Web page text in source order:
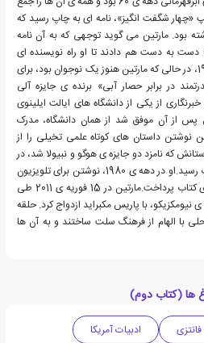
20 کمیک استریپ «چهار شگفت انگیز»، نامه ای به چاپ رسید که
بود. مارتین می گوید توجهی که به آن نامه
دست به دست هم دادند تا او راه نویسنده ای
حرفه ای را در پیش گیرد. در سال 1965، در حالی که مارتین هنوز یک نوجوان بود، برای
در برابر حصار آبی» برنده ی جایزه آلی
1970 در رشته ی خبرنگاری از یکی از دانشگاه های ایالت ایلینوی
از آن موفق شد از همان دانشگاه، مدرک
نوشتن داستان های کوتاه علمی تخیلی را از
اولین داستانش که نامزد دو جایزه ی هوگو و نبیولا شد، در
سال 1973 در مجله ی آنالوگ به چاپ رسید.او در دهه ی 1980، نوشتن برای تلویزیون
را شروع کرد و همچنین به ویراستاری کتاب پرداخت.مارتین در 15 فوریه ی 2011 طی
با پاریس مکبراید ازدواج کرد. حلقه
با الهام از فرهنگ سلت ساختند و به آن ها
ها (کتاب دوم)
ادبیات آمریکا